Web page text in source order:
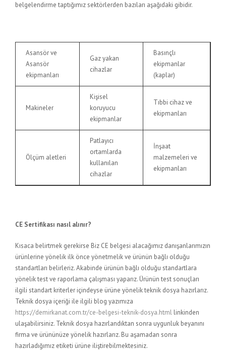
belgelendirme taptığımız sektörlerden bazıları aşağıdaki gibidir.
Asansör ve
Asansör
ekipmanları
Gaz yakan
cihazlar
Basınçlı
ekipmanlar
(kaplar)
Makineler
Kişisel
koruyucu
ekipmanlar
Tıbbi cihaz ve
ekipmanları
Ölçüm aletleri
Patlayıcı
ortamlarda
kullanılan
cihazlar
İnşaat
malzemeleri ve
ekipmanları
CE Sertifikası nasıl alınır?
Kısaca belirtmek gerekirse Biz CE belgesi alacağımız danışanlarımızın
ürünlerine yönelik ilk önce yönetmelik ve ürünün bağlı olduğu
standartları belirleriz. Akabinde ürünün bağlı olduğu standartlara
yönelik test ve raporlama çalışması yaparız. Ürünün test sonuçları
ilgili standart kriterler içindeyse ürüne yönelik teknik dosya hazırlarız.
Teknik dosya içeriği ile ilgili blog yazımıza
https://demirkanat.com.tr/ce-belgesi-teknik-dosya.html linkinden
ulaşabilirsiniz. Teknik dosya hazırlandıktan sonra uygunluk beyanını
firma ve ürününüze yönelik hazırlarız. Bu aşamadan sonra
hazırladığımız etiketi ürüne iliştirebilmektesiniz.